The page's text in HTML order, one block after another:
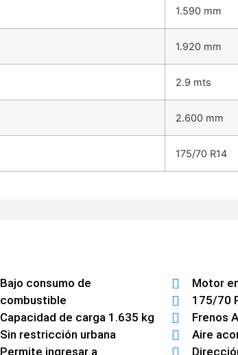
1.590 mm
1.920 mm
2.9 mts
2.600 mm
175/70 R14
Bajo consumo de
combustible
Capacidad de carga 1.635 kg
Sin restricción urbana
Permite ingresar a
Motor
175/70
Frenos
Aire